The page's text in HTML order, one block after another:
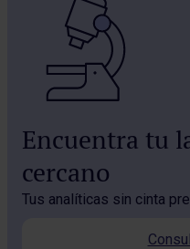
Encuentra tu
cercano
Tus analíticas sin cinta